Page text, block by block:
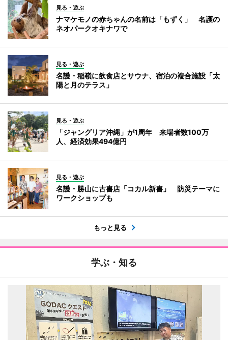
見る・遊ぶ
ナマケモノの赤ちゃんの名前は「もずく」 名護の
ネオパークオキナワで
見る・遊ぶ
名護・稲嶺に飲食店とサウナ、宿泊の複合施設「太
陽と月のテラス」
見る・遊ぶ
「ジャングリア沖縄」が1周年 来場者数100万
人、経済効果494億円
見る・遊ぶ
名護・勝山に古書店「コカル新書」 防災テーマに
ワークショップも
もっと見る
学ぶ・知る